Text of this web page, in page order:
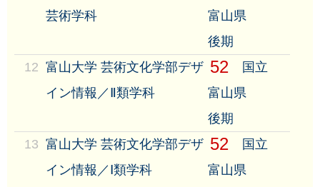
芸術学科
富山県
後期
12 富山大学 芸術文化学部デザ
イン情報／Ⅱ類学科
52
国立
富山県
後期
13 富山大学 芸術文化学部デザ
イン情報／Ⅰ類学科
52
国立
富山県